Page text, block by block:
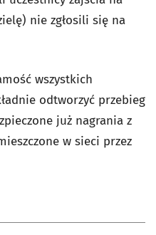
nie zgłosili się na
wszystkich
odtworzyć przebieg
już nagrania z
w sieci przez